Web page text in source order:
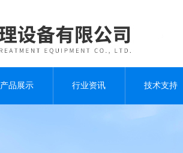
产品展示 行业资讯 技术支持